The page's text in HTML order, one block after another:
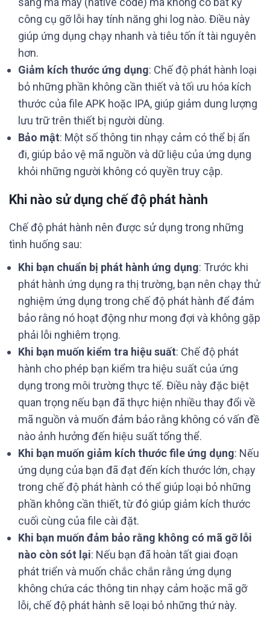
công cụ gỡ lỗi hay tính năng ghi log nào. Điều này
giúp ứng dụng chạy nhanh và tiêu tốn ít tài nguyên
hơn.
Giảm kích thước ứng dụng: Chế độ phát hành loại
bỏ những phần không cần thiết và tối ưu hóa kích
thước của file APK hoặc IPA, giúp giảm dung lượng
lưu trữ trên thiết bị người dùng.
Bảo mật: Một số thông tin nhạy cảm có thể bị ẩn
đi, giúp bảo vệ mã nguồn và dữ liệu của ứng dụng
khỏi những người không có quyền truy cập.
Khi nào sử dụng chế độ phát hành
Chế độ phát hành nên được sử dụng trong những
tình huống sau:
Khi bạn chuẩn bị phát hành ứng dụng: Trước khi
phát hành ứng dụng ra thị trường, bạn nên chạy thử
nghiệm ứng dụng trong chế độ phát hành để đảm
bảo rằng nó hoạt động như mong đợi và không gặp
phải lỗi nghiêm trọng.
Khi bạn muốn kiểm tra hiệu suất: Chế độ phát
hành cho phép bạn kiểm tra hiệu suất của ứng
dụng trong môi trường thực tế. Điều này đặc biệt
quan trọng nếu bạn đã thực hiện nhiều thay đổi về
mã nguồn và muốn đảm bảo rằng không có vấn đề
nào ảnh hưởng đến hiệu suất tổng thể.
Khi bạn muốn giảm kích thước file ứng dụng: Nếu
ứng dụng của bạn đã đạt đến kích thước lớn, chạy
trong chế độ phát hành có thể giúp loại bỏ những
phần không cần thiết, từ đó giúp giảm kích thước
cuối cùng của file cài đặt.
Khi bạn muốn đảm bảo rằng không có mã gỡ lỗi
nào còn sót lại: Nếu bạn đã hoàn tất giai đoạn
phát triển và muốn chắc chắn rằng ứng dụng
không chứa các thông tin nhạy cảm hoặc mã gỡ
lỗi, chế độ phát hành sẽ loại bỏ những thứ này.